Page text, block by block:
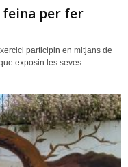
feina per fer
participin en mitjans de
exposin les seves...